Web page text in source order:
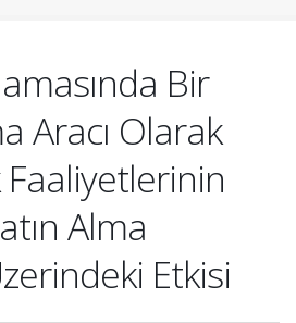
Bir
Aracı Olarak
Alma
Etkisi